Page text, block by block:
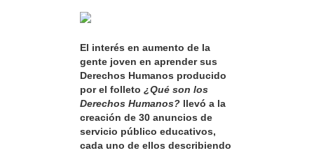
El interés en aumento de la
gente joven en aprender sus
Derechos Humanos producido
por el folleto ¿Qué son los
Derechos Humanos? llevó a la
creación de 30 anuncios de
servicio público educativos,
cada uno de ellos describiendo